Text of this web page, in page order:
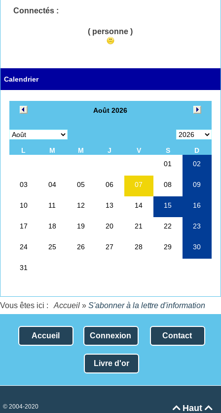
Connectés :
( personne )
Calendrier
Vous êtes ici : Accueil » S'abonner à la lettre d'information
Accueil Connexion Contact
Livre d'or
Haut 
© 2004-2020